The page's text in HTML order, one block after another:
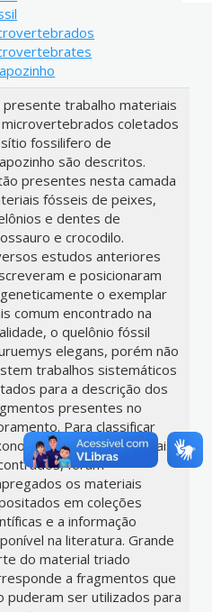
presente trabalho materiais
coletados
fossilifero de
são descritos.
presentes nesta camada
fósseis de peixes,
e dentes de
e crocodilo.
estudos anteriores
e posicionaram
o exemplar
comum encontrado na
o quelônio fóssil
elegans, porém não
trabalhos sistemáticos
para a descrição dos
presentes no
Para classificar
os materiais
foram
os materiais
em coleções
e a informação
na literatura. Grande
do material triado
a fragmentos que
puderam ser utilizados para